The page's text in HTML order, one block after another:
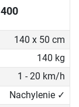
140 x 50 cm
140 kg
1 - 20 km/h
Nachylenie ✓